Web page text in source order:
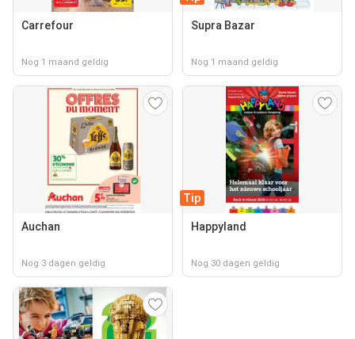
Carrefour
Nog 1 maand geldig
Supra Bazar
Nog 1 maand geldig
Auchan
Nog 3 dagen geldig
Tip
Happyland
Nog 30 dagen geldig